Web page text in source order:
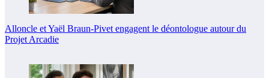
Alloncle et Yaël Braun-Pivet engagent le déontologue autour du
Projet Arcadie